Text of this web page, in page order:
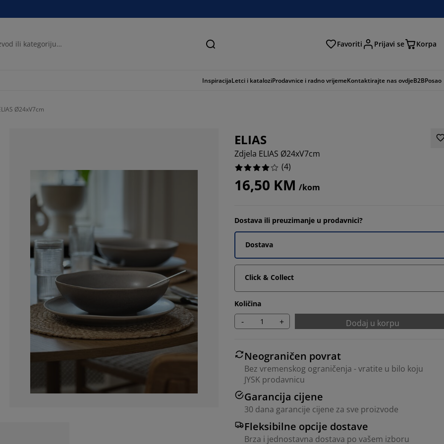
Traži Favoriti Prijavi se Korpa
InspiracijaLetci i kataloziProdavnice i radno vrijemeKontaktirajte nas ovdjeB2BPosao
Ø24xV7cm
ELIAS
Zdjela ELIAS Ø24xV7cm
(4)
16,50 KM /kom
Dostava ili preuzimanje u prodavnici?
Dostava
Click & Collect
Količina
- + Dodaj u korpu
Neograničen povrat
Bez vremenskog ograničenja - vratite u bilo koju
JYSK prodavnicu
Garancija cijene
30 dana garancije cijene za sve proizvode
Fleksibilne opcije dostave
Brza i jednostavna dostava po vašem izboru